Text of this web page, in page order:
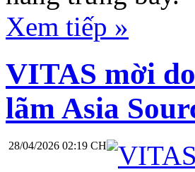
Xem tiếp »
VITAS mời
lãm Asia
28/04/2026 02:19 CH